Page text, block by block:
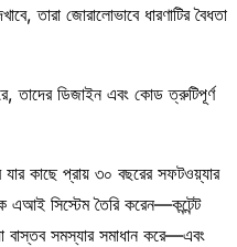
তারা জোরালোভাবে ধারণাটির বৈধতা
তাদের ডিজাইন এবং কোড ত্রুটিপূর্ণ
কাছে প্রায় ৩০ বছরের সফটওয়্যার
এআই সিস্টেম তৈরি করেন—কন্টেন্ট
বাস্তব সমস্যার সমাধান করে—এবং